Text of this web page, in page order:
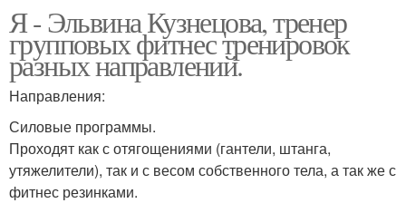
Я - Эльвина Кузнецова, тренер
групповых фитнес тренировок
разных направлений.
Направления:
Силовые программы.
Проходят как с отягощениями (гантели, штанга,
утяжелители), так и с весом собственного тела, а так же с
фитнес резинками.